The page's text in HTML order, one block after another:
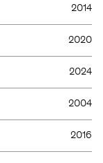
2014
2020
2024
2004
2016